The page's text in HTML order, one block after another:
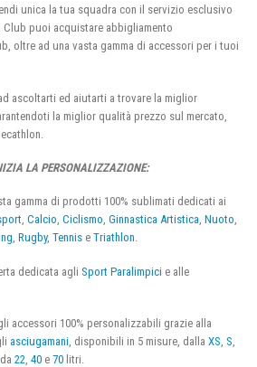
unica la tua squadra con il servizio esclusivo
Club puoi acquistare abbigliamento
oltre ad una vasta gamma di accessori per i tuoi
ascoltarti ed aiutarti a trovare la miglior
la miglior qualità prezzo sul mercato,
LA PERSONALIZZAZIONE:
gamma di prodotti 100% sublimati dedicati ai
, Calcio, Ciclismo, Ginnastica Artistica, Nuoto,
, Rugby, Tennis e Triathlon.
dedicata agli Sport Paralimpici e alle
accessori 100% personalizzabili grazie alla
asciugamani , disponibili in 5 misure, dalla XS S
da 22 40 e 70 litri.